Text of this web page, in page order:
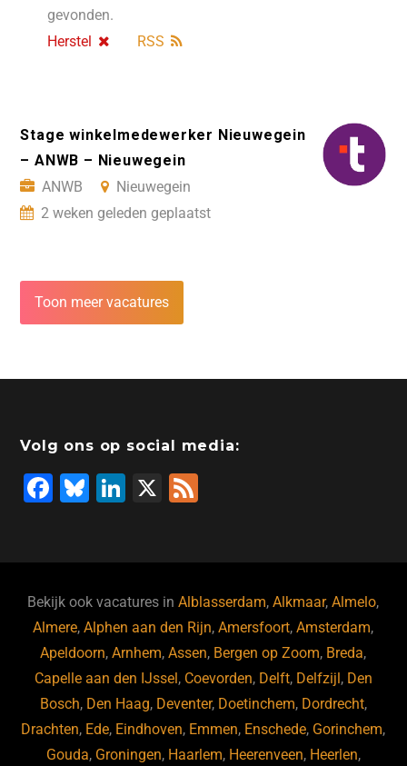
gevonden.
Herstel
RSS
Stage winkelmedewerker Nieuwegein
– ANWB – Nieuwegein
ANWB
Nieuwegein
2 weken geleden geplaatst
Toon meer vacatures
Volg ons op social media:
F
b
o
o
k
Bl
ky
Li
dI
n
X
Bekijk ook vacatures inAlblasserdam,Alkmaar,Almelo,
Almere,Alphen aan den Rijn,Amersfoort,Amsterdam,
Apeldoorn,Arnhem,Assen, Bergen op Zoom, Breda,
Capelle aan den IJssel , Coevorden, Delft, Delfzijl , Den
Bosch, Den Haag, Deventer, Doetinchem, Dordrecht,
Drachten, Ede, Eindhoven, Emmen, Enschede, Gorinchem,
Gouda, Groningen, Haarlem, Heerenveen, Heerlen,